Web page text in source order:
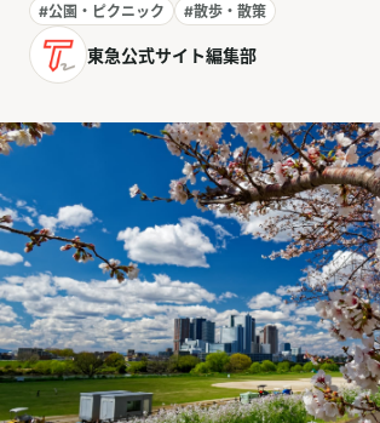
#公園・ピクニック
#散歩・散策
東急公式サイト編集部